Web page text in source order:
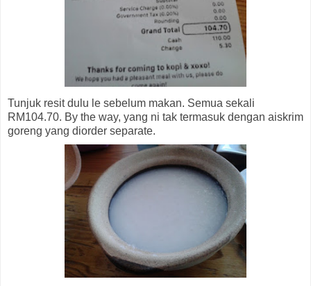
Tunjuk resit dulu le sebelum makan. Semua sekali
RM104.70. By the way, yang ni tak termasuk dengan aiskrim
goreng yang diorder separate.